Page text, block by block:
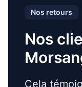
Nos retours
Nos
Cela